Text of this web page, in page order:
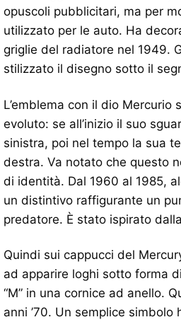
opuscoli pubblicitari, ma per
utilizzato per le auto. Ha
griglie del radiatore nel 1949.
stilizzato il disegno sotto il
L’emblema con il dio Mercurio
evoluto: se all’inizio il suo
sinistra, poi nel tempo la sua
destra. Va notato che questo
di identità. Dal 1960 al 1985,
un distintivo raffigurante un
predatore. È stato ispirato
Quindi sui cappucci del
ad apparire loghi sotto forma
“M” in una cornice ad anello.
anni ’70. Un semplice simbolo